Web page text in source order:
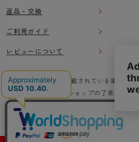
返品・交換
ご利用ガイド
レビューについて
本ウェブサイト上に掲載されている画像、
ギオンラインショップの了承なく無